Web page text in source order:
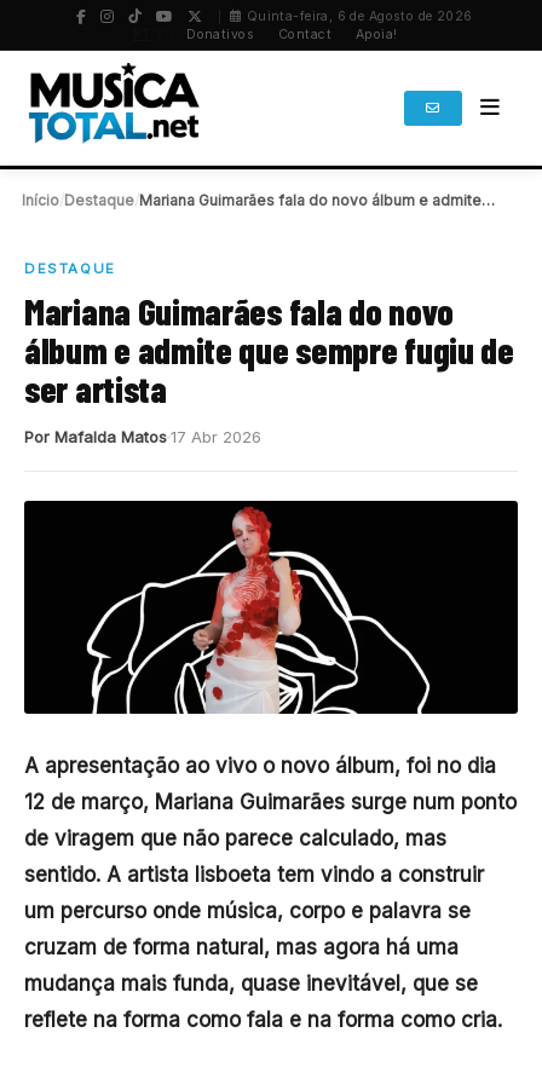
Quinta-feira, 6 de Agosto de 2026
Donativos Contact Apoia!
Início Destaque Mariana Guimarães fala do novo álbum e admite…
DESTAQUE
Mariana Guimarães fala do novo
álbum e admite que sempre fugiu de
ser artista
Por Mafalda Matos17 Abr 2026
A apresentação ao vivo o novo álbum, foi no dia
12 de março, Mariana Guimarães surge num ponto
de viragem que não parece calculado, mas
sentido. A artista lisboeta tem vindo a construir
um percurso onde música, corpo e palavra se
cruzam de forma natural, mas agora há uma
mudança mais funda, quase inevitável, que se
reflete na forma como fala e na forma como cria.